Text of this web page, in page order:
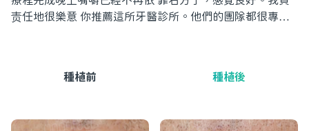
责任地很樂意 你推薦這所牙醫診所。他們的團隊都很專業
種植前 種植後